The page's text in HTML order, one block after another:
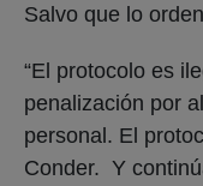
Salvo que lo
“El protocolo es
penalización por
personal. El
Conder. Y